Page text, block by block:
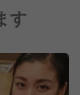
す